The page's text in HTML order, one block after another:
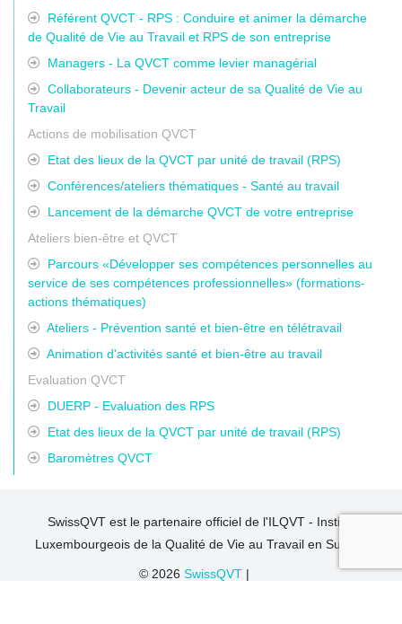
Référent QVCT - RPS : Conduire et animer la démarche
de Qualité de Vie au Travail et RPS de son entreprise
Managers - La QVCT comme levier managérial
Collaborateurs - Devenir acteur de sa Qualité de Vie au
Travail
Actions de mobilisation QVCT
Etat des lieux de la QVCT par unité de travail (RPS)
Conférences/ateliers thématiques - Santé au travail
Lancement de la démarche QVCT de votre entreprise
Ateliers bien-être et QVCT
Parcours «Développer ses compétences personnelles au
service de ses compétences professionnelles» (formations-
actions thématiques)
Ateliers - Prévention santé et bien-être en télétravail
Animation d'activités santé et bien-être au travail
Evaluation QVCT
DUERP - Evaluation des RPS
Etat des lieux de la QVCT par unité de travail (RPS)
Baromètres QVCT
SwissQVT est le partenaire officiel de l'ILQVT - Institut
Luxembourgeois de la Qualité de Vie au Travail en Suisse.
© 2026 SwissQVT|